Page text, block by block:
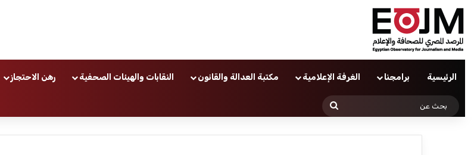
الرئيسية برامجنا الغرفة الإعلامية مكتبة العدالة والقانون النقابات والهيئات الصحفية رهن الاحتجاز